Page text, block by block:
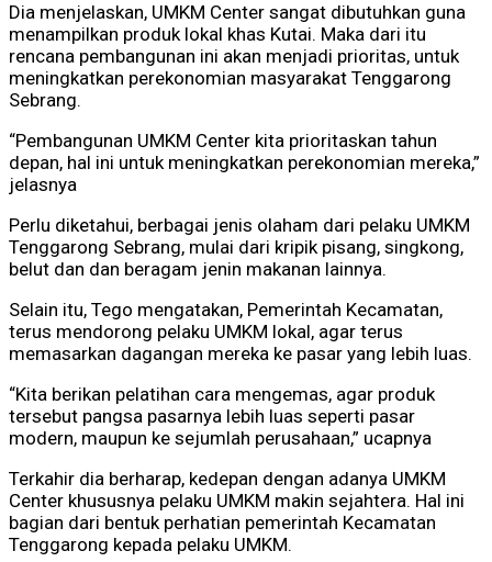
Dia menjelaskan, UMKM Center sangat dibutuhkan guna
menampilkan produk lokal khas Kutai. Maka dari itu
rencana pembangunan ini akan menjadi prioritas, untuk
meningkatkan perekonomian masyarakat Tenggarong
Sebrang.
“Pembangunan UMKM Center kita prioritaskan tahun
depan, hal ini untuk meningkatkan perekonomian mereka,”
jelasnya
Perlu diketahui, berbagai jenis olaham dari pelaku UMKM
Tenggarong Sebrang, mulai dari kripik pisang, singkong,
belut dan dan beragam jenin makanan lainnya.
Selain itu, Tego mengatakan, Pemerintah Kecamatan,
terus mendorong pelaku UMKM lokal, agar terus
memasarkan dagangan mereka ke pasar yang lebih luas.
“Kita berikan pelatihan cara mengemas, agar produk
tersebut pangsa pasarnya lebih luas seperti pasar
modern, maupun ke sejumlah perusahaan,” ucapnya
Terkahir dia berharap, kedepan dengan adanya UMKM
Center khususnya pelaku UMKM makin sejahtera. Hal ini
bagian dari bentuk perhatian pemerintah Kecamatan
Tenggarong kepada pelaku UMKM.